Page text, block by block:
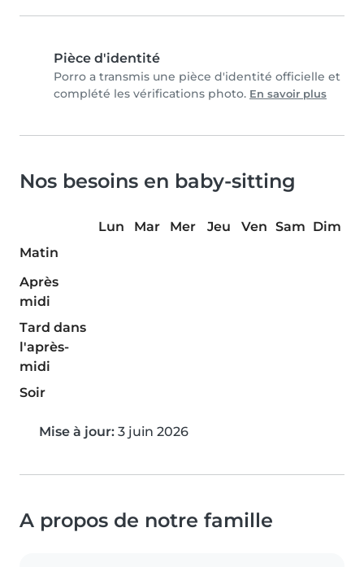
Pièce d'identité
Porro a transmis une pièce d'identité officielle et
complété les vérifications photo. En savoir plus
Nos besoins en baby-sitting
Lun Mar Mer Jeu Ven Sam Dim
Matin
Après
midi
Tard dans
l'après-
midi
Soir
Mise à jour: 3 juin 2026
A propos de notre famille